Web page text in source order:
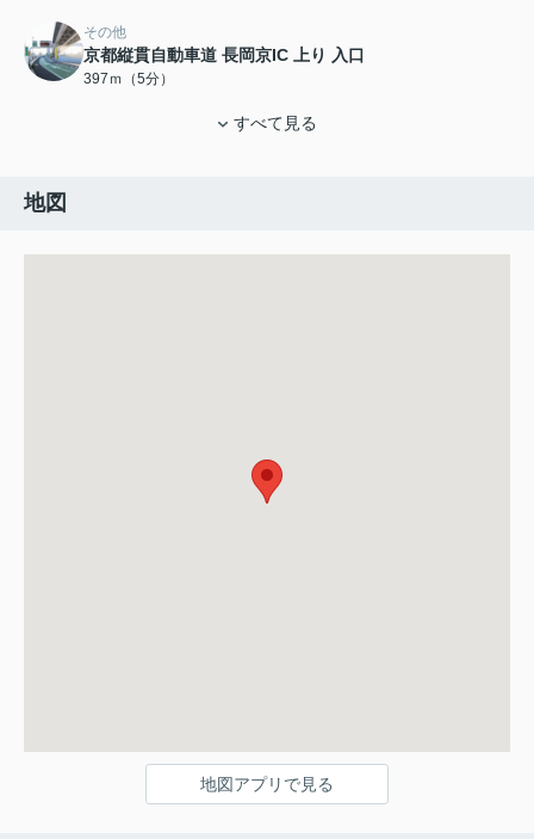
その他
京都縦貫自動車道 長岡京IC 上り 入口
397ｍ（5分）
すべて見る
地図
地図アプリで見る